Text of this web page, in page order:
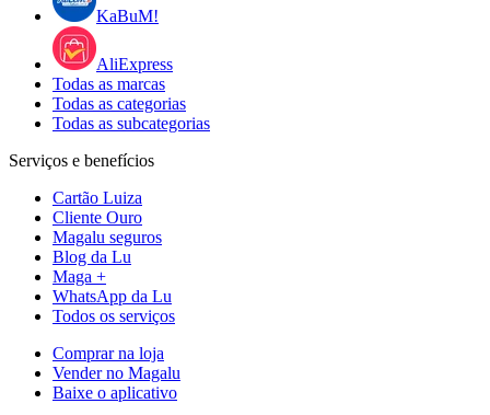
KaBuM!
AliExpress
Todas as marcas
Todas as categorias
Todas as subcategorias
Serviços e benefícios
Cartão Luiza
Cliente Ouro
Magalu seguros
Blog da Lu
Maga +
WhatsApp da Lu
Todos os serviços
Comprar na loja
Vender no Magalu
Baixe o aplicativo